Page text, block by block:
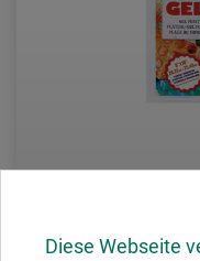
Diese Webseite
Gelli Arts